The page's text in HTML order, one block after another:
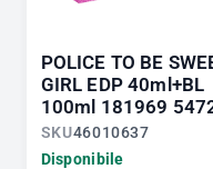
POLICE TO BE
GIRL EDP 40ml+BL
100ml 181969
SKU46010637
Disponibile